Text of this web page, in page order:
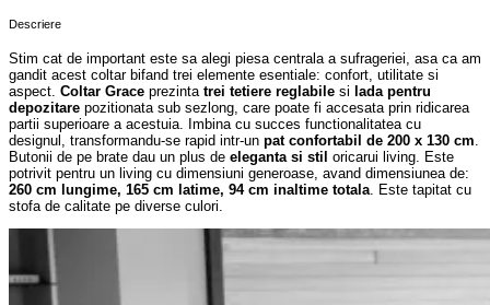
Descriere
Stim cat de important este sa alegi piesa centrala a sufrageriei, asa ca am
gandit acest coltar bifand trei elemente esentiale: confort, utilitate si
aspect. Coltar Grace prezinta trei tetiere reglabile si lada pentru
depozitare pozitionata sub sezlong, care poate fi accesata prin ridicarea
partii superioare a acestuia. Imbina cu succes functionalitatea cu
designul, transformandu-se rapid intr-un pat confortabil de 200 x 130 cm
Butonii de pe brate dau un plus de eleganta si stil oricarui living. Este
potrivit pentru un living cu dimensiuni generoase, avand dimensiunea de:
260 cm lungime, 165 cm latime, 94 cm inaltime totala . Este tapitat cu
stofa de calitate pe diverse culori.